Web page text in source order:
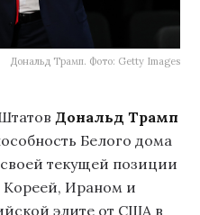
Дональд Трамп. Фото: Getty Images
Дональд Трамп
Белого дома
текущей позиции
Кореей, Ираном и
элите от США в